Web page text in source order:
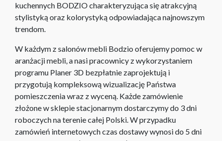
kuchennych BODZIO charakteryzująca się atrakcyjną
stylistyką oraz kolorystyką odpowiadająca najnowszym
trendom.
W każdym z salonów mebli Bodzio oferujemy pomoc w
aranżacji mebli, a nasi pracownicy z wykorzystaniem
programu Planer 3D bezpłatnie zaprojektują i
przygotują kompleksową wizualizację Państwa
pomieszczenia wraz z wyceną. Każde zamówienie
złożone w sklepie stacjonarnym dostarczymy do 3 dni
roboczych na terenie całej Polski. W przypadku
zamówień internetowych czas dostawy wynosi do 5 dni